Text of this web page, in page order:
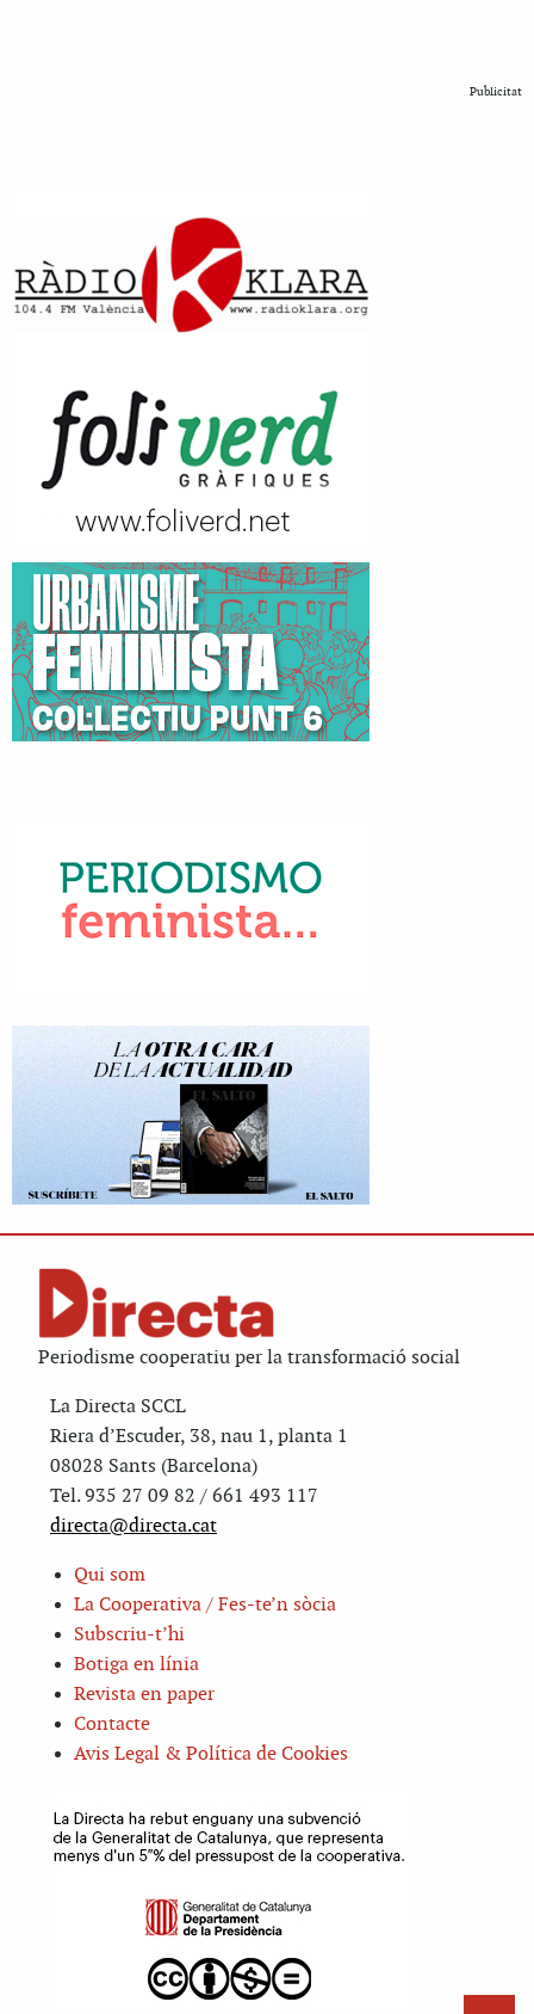
Publicitat
Periodisme cooperatiu per la transformació social
La Directa SCCL
Riera d’Escuder, 38, nau 1, planta 1
08028 Sants (Barcelona)
Tel. 935 27 09 82 / 661 493 117
directa@directa.cat
Qui som
La Cooperativa / Fes-te’n sòcia
Subscriu-t’hi
Botiga en línia
Revista en paper
Contacte
Avis Legal & Política de Cookies